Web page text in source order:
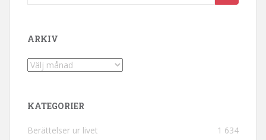
ARKIV
Arkiv
KATEGORIER
Berättelser ur livet 1 634